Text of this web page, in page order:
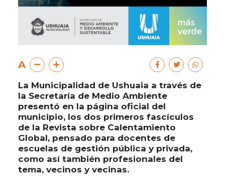
A
La Municipalidad de Ushuaia a través de
la Secretaría de Medio Ambiente
presentó en la página oficial del
municipio, los dos primeros fascículos
de la Revista sobre Calentamiento
Global, pensado para docentes de
escuelas de gestión pública y privada,
como así también profesionales del
tema, vecinos y vecinas.